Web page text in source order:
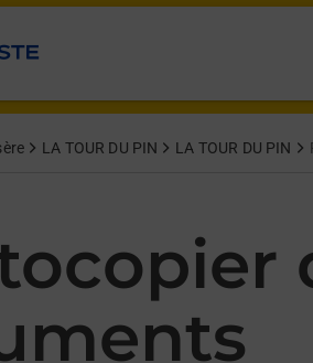
LA TOUR DU PIN LA TOUR DU PIN
réponse
réponse
réponse